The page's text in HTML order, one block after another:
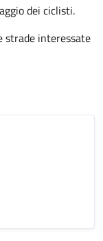
dei ciclisti.
strade interessate